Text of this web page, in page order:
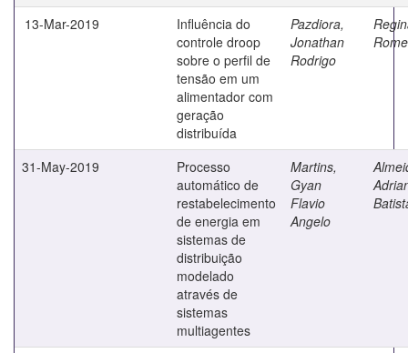
13-Mar-2019
Influência do
controle droop
sobre o perfil de
tensão em um
alimentador com
geração
distribuída
Pazdiora,
Jonathan
Rodrigo
31-May-2019
Processo
automático de
restabelecimento
de energia em
sistemas de
distribuição
modelado
através de
sistemas
multiagentes
Martins,
Gyan
Flavio
Angelo